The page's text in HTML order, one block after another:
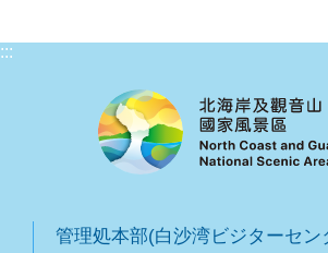
:::
管理処本部(白沙湾ビジターセン